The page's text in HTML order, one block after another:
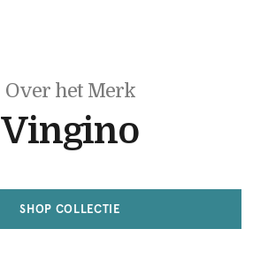
Over het Merk
Vingino
SHOP COLLECTIE